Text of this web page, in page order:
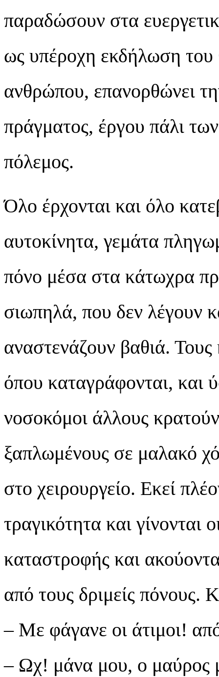
παραδώσουν στα
ως υπέροχη εκδήλωση του
ανθρώπου, επανορθώνει
πράγματος, έργου πάλι
πόλεμος.
Όλο έρχονται και όλο
αυτοκίνητα, γεμάτα
πόνο μέσα στα κάτωχρα
σιωπηλά, που δεν λέγουν
αναστενάζουν βαθιά.
όπου καταγράφονται, και
νοσοκόμοι άλλους
ξαπλωμένους σε μαλακό
στο χειρουργείο. Εκεί
τραγικότητα και γίνονται
καταστροφής και
από τους δριμείς πόνους.
– Με φάγανε οι άτιμοι!
– Ωχ! μάνα μου, ο μαύρος